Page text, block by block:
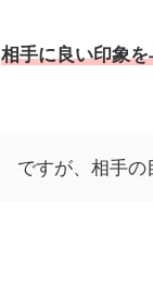
相手に良い印象
ですが、相手の